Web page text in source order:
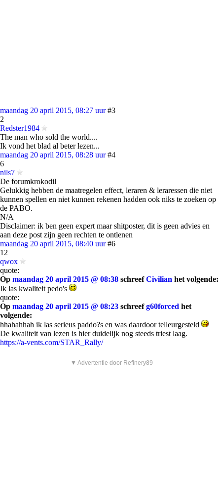
maandag 20 april 2015, 08:27 uur #3
2
Redster1984
The man who sold the world....
Ik vond het blad al beter lezen...
maandag 20 april 2015, 08:28 uur #4
6
nils7
De forumkrokodil
Gelukkig hebben de maatregelen effect, leraren & leraressen die niet
kunnen spellen en niet kunnen rekenen hadden ook niks te zoeken op
de PABO.
N/A
Disclaimer: ik ben geen expert maar shitposter, dit is geen advies en
aan deze post zijn geen rechten te ontlenen
maandag 20 april 2015, 08:40 uur #6
12
qwox
quote:
Op maandag 20 april 2015 @ 08:38 schreefCivilian het volgende:
Ik las kwaliteit pedo's
quote:
Op maandag 20 april 2015 @ 08:23 schreefg60forced het
volgende:
hhahahhah ik las serieus paddo?s en was daardoor telleurgesteld
De kwaliteit van lezen is hier duidelijk nog steeds triest laag.
https://a-vents.com/STAR_Rally/
▼ Advertentie door Refinery89